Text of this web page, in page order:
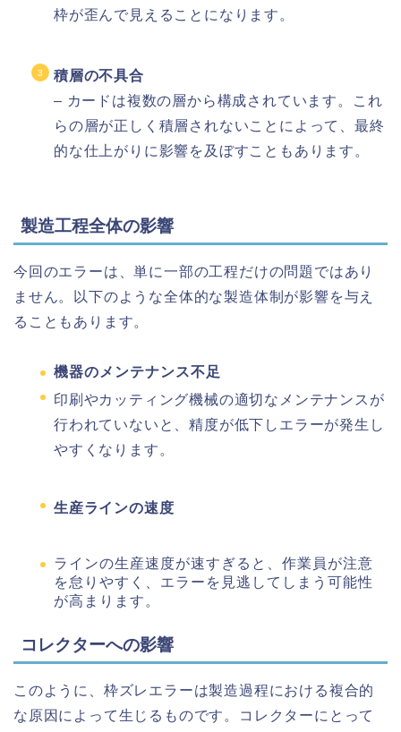
枠が歪んで見えることになります。
積層の不具合
– カードは複数の層から構成されています。これ
らの層が正しく積層されないことによって、最終
的な仕上がりに影響を及ぼすこともあります。
製造工程全体の影響
今回のエラーは、単に一部の工程だけの問題ではあり
ません。以下のような全体的な製造体制が影響を与え
ることもあります。
機器のメンテナンス不足
印刷やカッティング機械の適切なメンテナンスが
行われていないと、精度が低下しエラーが発生し
やすくなります。
生産ラインの速度
ラインの生産速度が速すぎると、作業員が注意
を怠りやすく、エラーを見逃してしまう可能性
が高まります。
コレクターへの影響
このように、枠ズレエラーは製造過程における複合的
な原因によって生じるものです。コレクターにとって